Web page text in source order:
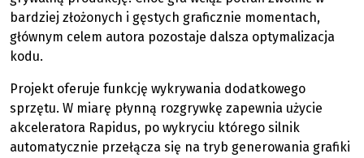
bardziej złożonych i gęstych graficznie momentach,
głównym celem autora pozostaje dalsza optymalizacja
kodu.
Projekt oferuje funkcję wykrywania dodatkowego
sprzętu. W miarę płynną rozgrywkę zapewnia użycie
akceleratora Rapidus, po wykryciu którego silnik
automatycznie przełącza się na tryb generowania grafiki